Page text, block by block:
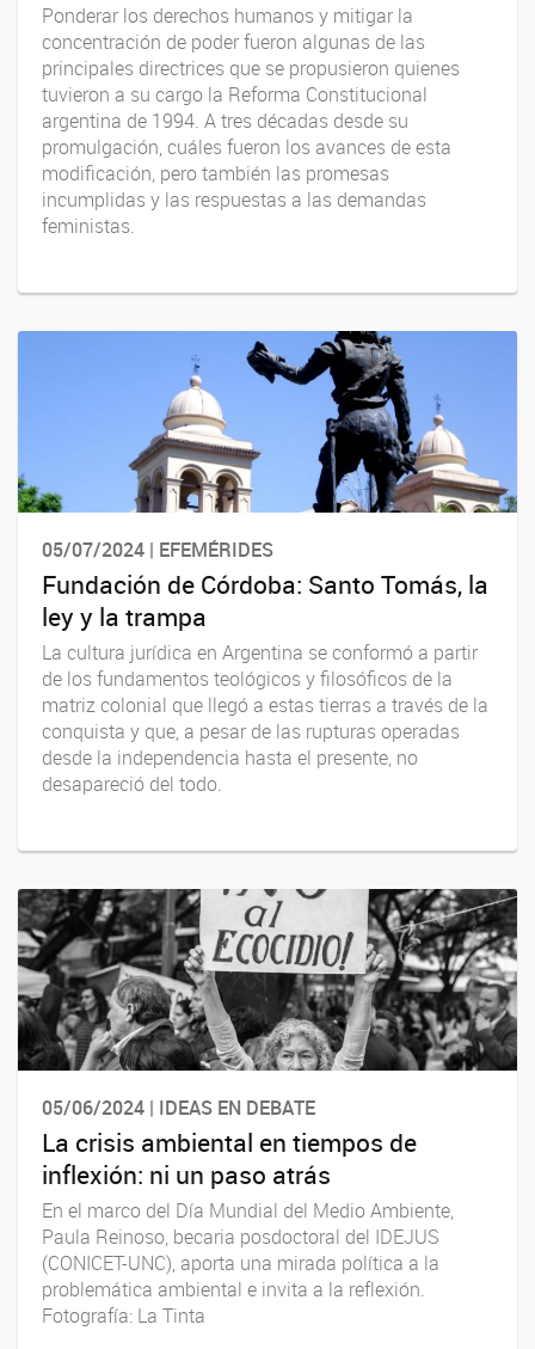
Ponderar los derechos humanos y mitigar la
concentración de poder fueron algunas de las
principales directrices que se propusieron quienes
tuvieron a su cargo la Reforma Constitucional
argentina de 1994. A tres décadas desde su
promulgación, cuáles fueron los avances de esta
modificación, pero también las promesas
incumplidas y las respuestas a las demandas
feministas.
05/07/2024 | EFEMÉRIDES
Fundación de Córdoba: Santo Tomás, la
ley y la trampa
La cultura jurídica en Argentina se conformó a partir
de los fundamentos teológicos y filosóficos de la
matriz colonial que llegó a estas tierras a través de la
conquista y que, a pesar de las rupturas operadas
desde la independencia hasta el presente, no
desapareció del todo.
05/06/2024 | IDEAS EN DEBATE
La crisis ambiental en tiempos de
inflexión: ni un paso atrás
En el marco del Día Mundial del Medio Ambiente,
Paula Reinoso, becaria posdoctoral del IDEJUS
(CONICET-UNC), aporta una mirada política a la
problemática ambiental e invita a la reflexión.
Fotografía: La Tinta